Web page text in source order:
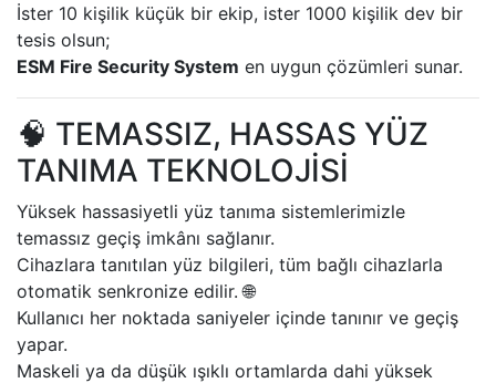
İster 10 kişilik küçük bir ekip, ister 1000 kişilik dev bir
tesis olsun;
ESM Fire Security System en uygun çözümleri sunar.
🧠 TEMASSIZ, HASSAS YÜZ
TANIMA TEKNOLOJİSİ
Yüksek hassasiyetli yüz tanıma sistemlerimizle
temassız geçiş imkânı sağlanır.
Cihazlara tanıtılan yüz bilgileri, tüm bağlı cihazlarla
otomatik senkronize edilir. 🌐
Kullanıcı her noktada saniyeler içinde tanınır ve geçiş
yapar.
Maskeli ya da düşük ışıklı ortamlarda dahi yüksek